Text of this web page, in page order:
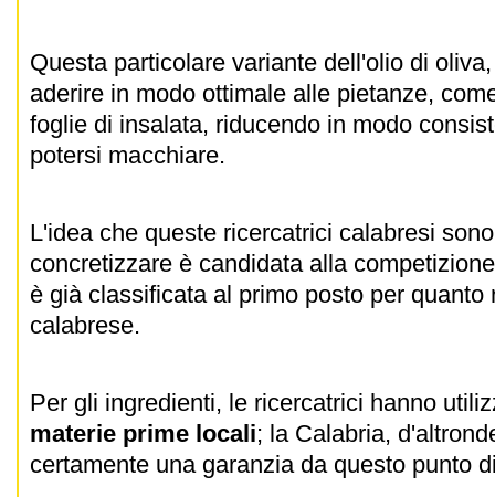
Questa particolare variante dell'olio di
aderire in modo ottimale alle pietanze,
foglie di insalata, riducendo in modo
potersi macchiare.
L'idea che queste ricercatrici calabresi
concretizzare è candidata alla
è già classificata al primo posto per quanto
calabrese.
Per gli ingredienti, le ricercatrici hanno
materie prime locali; la Calabria,
certamente una garanzia da questo punto